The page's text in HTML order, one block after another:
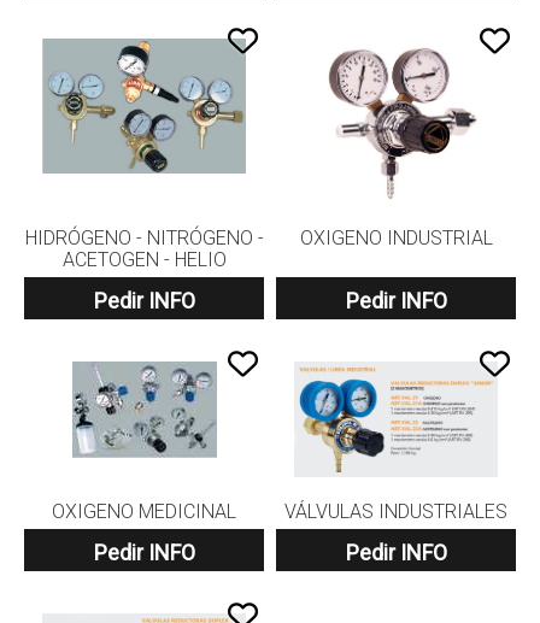
HIDRÓGENO - NITRÓGENO -
ACETOGEN - HELIO
Pedir INFO
OXIGENO INDUSTRIAL
Pedir INFO
OXIGENO MEDICINAL
Pedir INFO
VÁLVULAS INDUSTRIALES
Pedir INFO